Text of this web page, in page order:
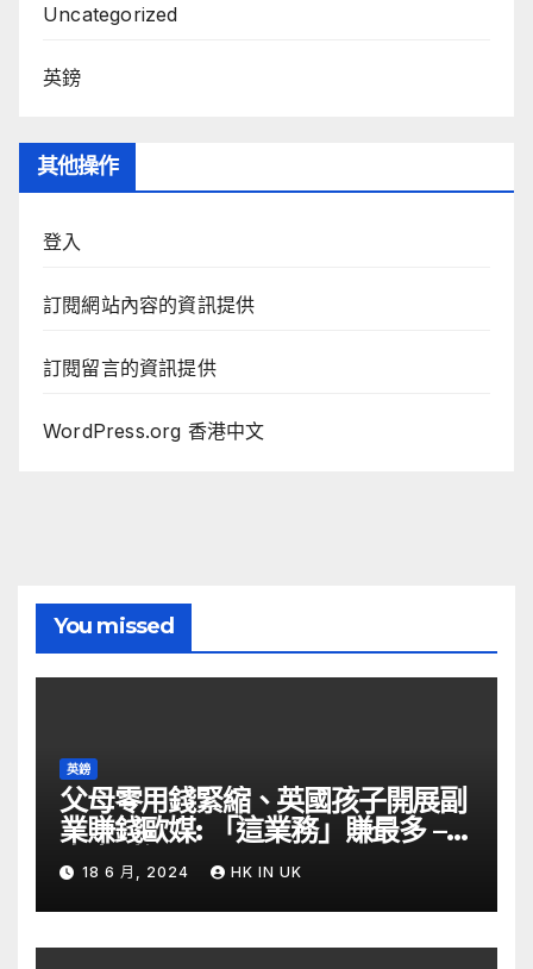
Uncategorized
英鎊
其他操作
登入
訂閱網站內容的資訊提供
訂閱留言的資訊提供
WordPress.org 香港中文
You missed
英鎊
父母零用錢緊縮、英國孩子開展副
業賺錢歐媒: 「這業務」賺最多 –
自由財經
18 6 月, 2024 HK IN UK